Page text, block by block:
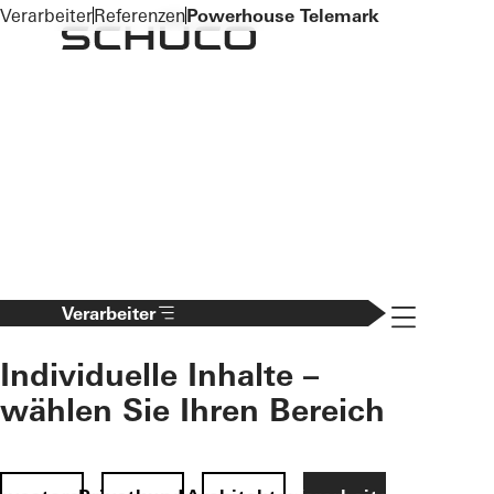
To the main content
Verarbeiter
Individuelle Inhalte –
wählen Sie Ihren Bereich
Navigation
VerarbeiterReferenzenPowerhouse Telemark